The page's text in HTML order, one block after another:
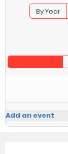
By Year
Add an event